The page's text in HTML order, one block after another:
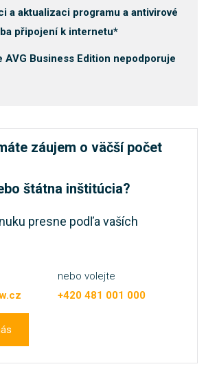
a aktualizaci programu a antivirové
připojení k internetu*
AVG Business Edition nepodporuje
záujem o väčší počet
štátna inštitúcia?
presne podľa vaších
nebo volejte
+420 481 001 000